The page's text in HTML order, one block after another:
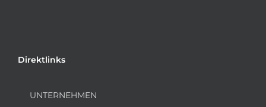
Direktlinks
UNTERNEHMEN